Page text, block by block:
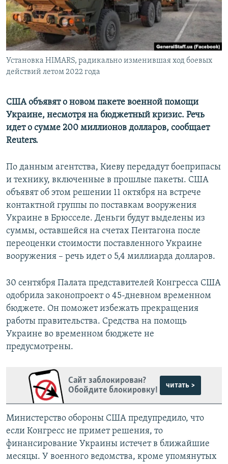
ПОБЕДИТЕЛЕЙ НЕ СУДЯТ?
КРЫМ.НЕПОКОРЕННЫЙ
ELIFBE
УКРАИНСКАЯ ПРОБЛЕМА КРЫМА
ПРИСОЕДИНЯЙТЕСЬ!
Установка HIMARS, радикально изменившая ход боевых
действий летом 2022 года
США объявят о новом пакете военной помощи
Украине, несмотря на бюджетный кризис. Речь
идет о сумме 200 миллионов долларов, сообщает
Reuters.
По данным агентства, Киеву передадут боеприпасы
и технику, включенные в прошлые пакеты. США
объявят об этом решении 11 октября на встрече
контактной группы по поставкам вооружения
Украине в Брюсселе. Деньги будут выделены из
суммы, оставшейся на счетах Пентагона после
переоценки стоимости поставленного Украине
вооружения – речь идет о 5,4 миллиарда долларов.
30 сентября Палата представителей Конгресса США
одобрила законопроект о 45-дневном временном
бюджете. Он поможет избежать прекращения
работы правительства. Средства на помощь
Украине во временном бюджете не
предусмотрены.
Сайт заблокирован?
Обойдите блокировку!
читать >
Министерство обороны США предупредило, что
если Конгресс не примет решения, то
финансирование Украины истечет в ближайшие
месяцы. У военного ведомства, кроме упомянутых